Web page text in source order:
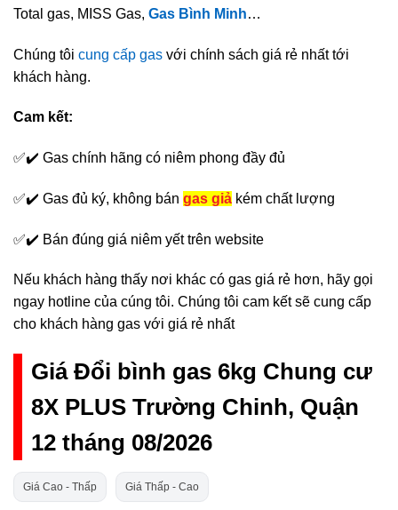
Total gas, MISS Gas, Gas Bình Minh…
Chúng tôi cung cấp gas với chính sách giá rẻ nhất tới
khách hàng.
Cam kết:
✅✔️ Gas chính hãng có niêm phong đầy đủ
✅✔️ Gas đủ ký, không bán gas giả kém chất lượng
✅✔️ Bán đúng giá niêm yết trên website
Nếu khách hàng thấy nơi khác có gas giá rẻ hơn, hãy gọi
ngay hotline của cúng tôi. Chúng tôi cam kết sẽ cung cấp
cho khách hàng gas với giá rẻ nhất
Giá Đổi bình gas 6kg Chung cư
8X PLUS Trường Chinh, Quận
12 tháng 08/2026
Giá Cao - Thấp Giá Thấp - Cao